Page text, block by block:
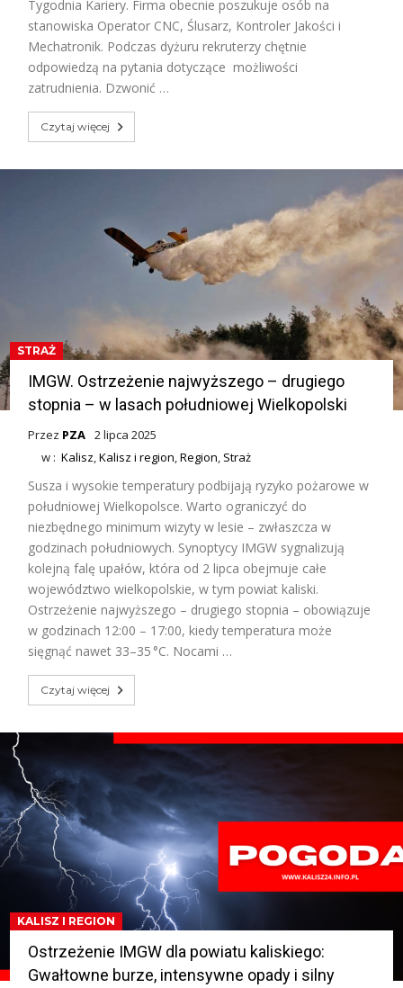
Tygodnia Kariery. Firma obecnie poszukuje osób na
stanowiska Operator CNC, Ślusarz, Kontroler Jakości i
Mechatronik. Podczas dyżuru rekruterzy chętnie
odpowiedzą na pytania dotyczące możliwości
zatrudnienia. Dzwonić …
Czytaj więcej
STRAŻ
IMGW. Ostrzeżenie najwyższego – drugiego
stopnia – w lasach południowej Wielkopolski
Przez PZA 2 lipca 2025
w :Kalisz,Kalisz i region,Region, Straż
Susza i wysokie temperatury podbijają ryzyko pożarowe w
południowej Wielkopolsce. Warto ograniczyć do
niezbędnego minimum wizyty w lesie – zwłaszcza w
godzinach południowych. Synoptycy IMGW sygnalizują
kolejną falę upałów, która od 2 lipca obejmuje całe
województwo wielkopolskie, w tym powiat kaliski.
Ostrzeżenie najwyższego – drugiego stopnia – obowiązuje
w godzinach 12:00 – 17:00, kiedy temperatura może
sięgnąć nawet 33–35 °C. Nocami …
Czytaj więcej
KALISZ I REGION
Ostrzeżenie IMGW dla powiatu kaliskiego:
Gwałtowne burze, intensywne opady i silny